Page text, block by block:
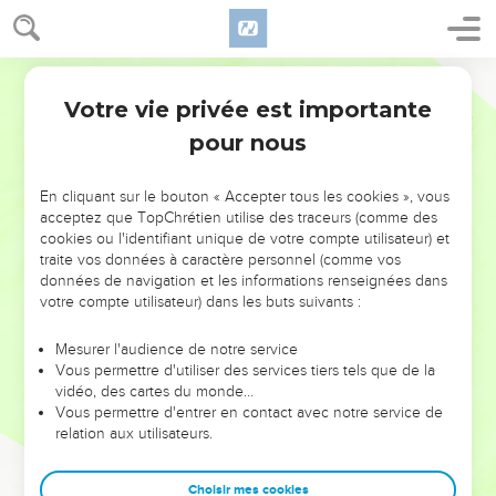
NE MANQUEZ PAS L’ÉVÉNEMENT
DE L’ANNÉE !
ET SI LEURS ERREURS POUVAIENT VOUS ÉVITER LES
VOTRES ?
leur foi ou leur vision. Mais on voit moins les doutes, les erreurs
et les saisons difficiles qu'ils ont traversés, alors même que ce
sont elles qui les ont façonnés.
Dans cette conférence, leaders, entrepreneurs, et responsables
clés pour avancer avec plus de sagesse afin que leurs erreurs
Votre vie privée est importante
pour nous
En cliquant sur le bouton « Accepter tous les cookies », vous
acceptez que TopChrétien utilise des traceurs (comme des
cookies ou l'identifiant unique de votre compte utilisateur) et
traite vos données à caractère personnel (comme vos
données de navigation et les informations renseignées dans
votre compte utilisateur) dans les buts suivants :
Mesurer l'audience de notre service
Vous permettre d'utiliser des services tiers tels que de la
vidéo, des cartes du monde…
Vous permettre d'entrer en contact avec notre service de
relation aux utilisateurs.
Choisir mes cookies